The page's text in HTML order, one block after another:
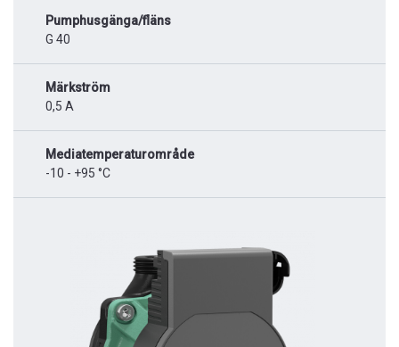
Pumphusgänga/fläns
G 40
Märkström
0,5 A
Mediatemperaturområde
-10 - +95 °C